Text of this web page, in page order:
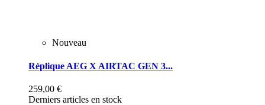
Nouveau
Réplique AEG X AIRTAC GEN 3...
259,00 €
Derniers articles en stock